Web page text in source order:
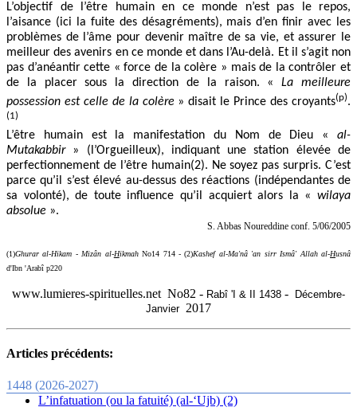
L’objectif de l’être humain en ce monde n’est pas le repos,
l’aisance (ici la fuite des désagréments), mais d’en finir avec les
problèmes de l’âme pour devenir maître de sa vie, et assurer le
meilleur des avenirs en ce monde et dans l’Au-delà. Et il s’agit non
pas d’anéantir cette « force de la colère » mais de la contrôler et
de la placer sous la direction de la raison. «La meilleure
possession est celle de la colère» disait le Prince des croyants(p).
(1)
L’être humain est la manifestation du Nom de Dieu « al-
Mutakabbir» (l’Orgueilleux), indiquant une station élevée de
perfectionnement de l’être humain(2). Ne soyez pas surpris. C’est
parce qu’il s’est élevé au-dessus des réactions (indépendantes de
sa volonté), de toute influence qu’il acquiert alors la « wilaya
absolue ».
S. Abbas Noureddine conf. 5/06/2005
(1)Ghurar al-Hikam - Mizân al-HikmahNo14 714 - (2)Kashef al-Ma'nâ 'an sirr Ismâ' Allah al-Husnâ
d'Ibn 'Arabî p220
www.lumieres-spirituelles.net No82 - Rabî 'I & II 1438 -
Décembre-
Janvier2017
Articles précédents:
1448 (2026-2027)
L’infatuation (ou la fatuité) (al-‘Ujb) (2)